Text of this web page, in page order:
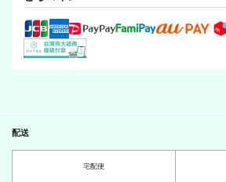
配送
宅配便